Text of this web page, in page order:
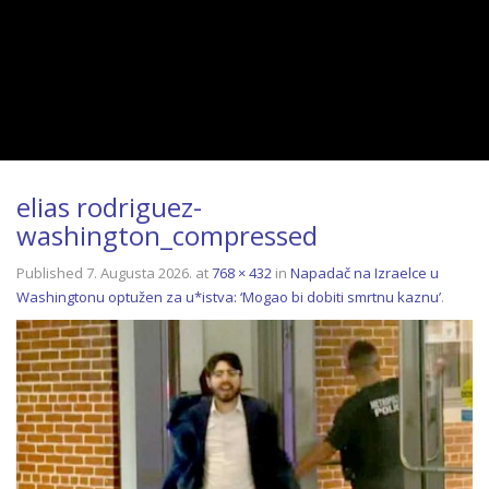
elias rodriguez-
washington_compressed
Published 7. Augusta 2026. at768 × 432 in Napadač na Izraelce u
Washingtonu optužen za u*istva: ‘Mogao bi dobiti smrtnu kaznu’.